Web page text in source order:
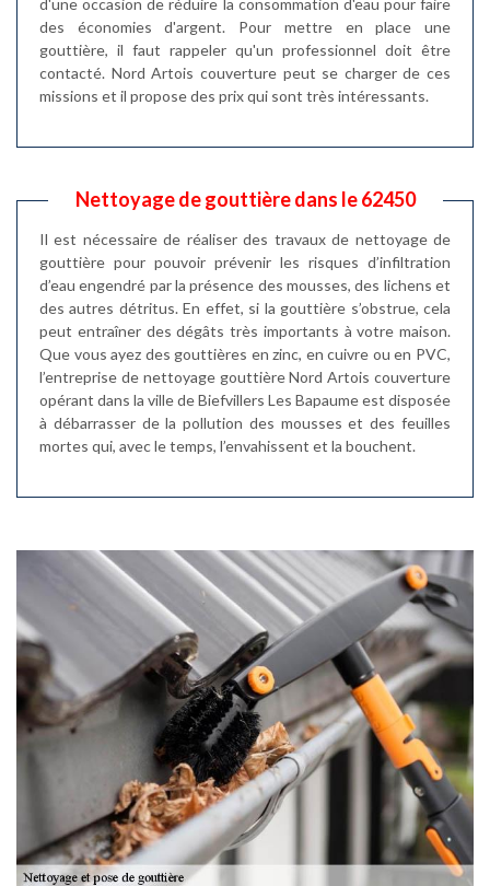
des économies d'argent. Pour mettre en place une
gouttière, il faut rappeler qu'un professionnel doit être
contacté. Nord Artois couverture peut se charger de ces
missions et il propose des prix qui sont très intéressants.
Nettoyage de gouttière dans le 62450
Il est nécessaire de réaliser des travaux de nettoyage de
gouttière pour pouvoir prévenir les risques d’infiltration
d’eau engendré par la présence des mousses, des lichens et
des autres détritus. En effet, si la gouttière s’obstrue, cela
peut entraîner des dégâts très importants à votre maison.
Que vous ayez des gouttières en zinc, en cuivre ou en PVC,
l’entreprise de nettoyage gouttière Nord Artois couverture
opérant dans la ville de Biefvillers Les Bapaume est disposée
à débarrasser de la pollution des mousses et des feuilles
mortes qui, avec le temps, l’envahissent et la bouchent.